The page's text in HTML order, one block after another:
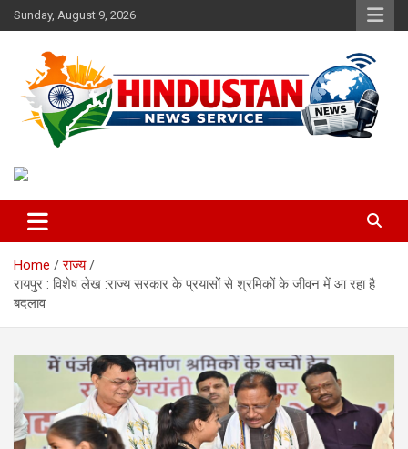
Skip
to
Sunday, August 9, 2026
Hindustan News Service
Home
राज्य
रायपुर : विशेष लेख :राज्य सरकार के प्रयासों से श्रमिकों के जीवन में आ रहा है
बदलाव